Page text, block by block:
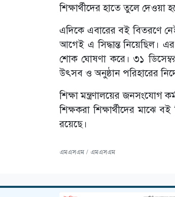
শিক্ষার্থীদের হাতে তুলে দেওয়া
এদিকে এবারের বই বিতরণে
আগেই এ সিদ্ধান্ত নিয়েছিল। এর
শোক ঘোষণা করে। ৩১
উৎসব ও অনুষ্ঠান পরিহারের
শিক্ষা মন্ত্রণালয়ের জনসংযোগ
শিক্ষকরা শিক্ষার্থীদের মাঝে
রয়েছে।
এমএসএম / এমএসএম